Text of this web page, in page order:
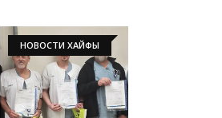
НОВОСТИ ХАЙФЫ